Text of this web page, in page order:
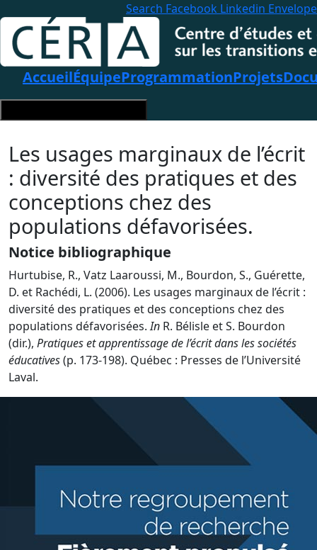
Search Facebook Linkedin Envelope
AccueilÉquipeProgrammationProjets
Les usages marginaux de l’écrit
: diversité des pratiques et des
conceptions chez des
populations défavorisées.
Notice bibliographique
Hurtubise, R., Vatz Laaroussi, M., Bourdon, S., Guérette,
D. et Rachédi, L. (2006). Les usages marginaux de l’écrit :
diversité des pratiques et des conceptions chez des
populations défavorisées.In R. Bélisle et S. Bourdon
(dir.), Pratiques et apprentissage de l’écrit dans les sociétés
éducatives(p. 173-198). Québec : Presses de l’Université
Laval.